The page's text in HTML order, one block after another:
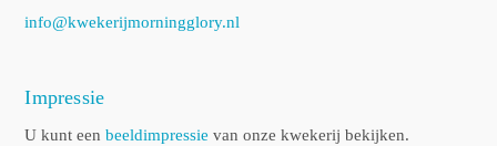
info@kwekerijmorningglory.nl
Impressie
U kunt eenbeeldimpressie van onze kwekerij bekijken.